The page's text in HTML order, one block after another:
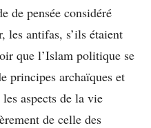
de pensée considéré
les antifas, s’ils étaient
que l’Islam politique se
principes archaïques et
aspects de la vie
de celle des